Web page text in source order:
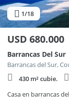
1/18
USD 680.000
Barrancas Del Sur
430 m² cubie.
Casa en barrancas